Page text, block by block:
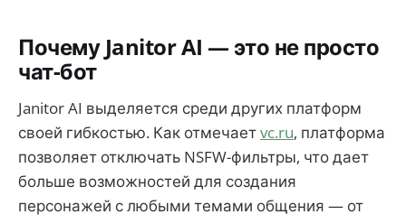
Почему Janitor AI — это не просто
чат-бот
Janitor AI выделяется среди других платформ
своей гибкостью. Как отмечаетvc.ru, платформа
позволяет отключать NSFW-фильтры, что дает
больше возможностей для создания
персонажей с любыми темами общения — от